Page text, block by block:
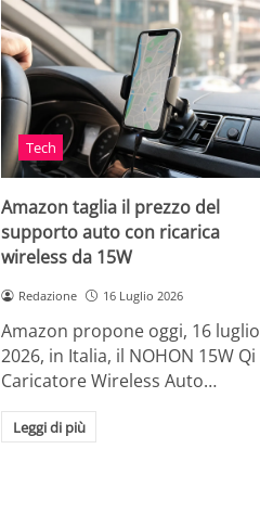
Tech
Amazon taglia il prezzo del
supporto auto con ricarica
wireless da 15W
Redazione 16 Luglio 2026
Amazon propone oggi, 16 luglio
2026, in Italia, il NOHON 15W Qi
Caricatore Wireless Auto…
Leggi di più